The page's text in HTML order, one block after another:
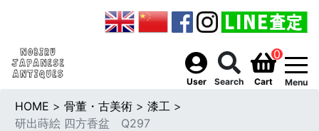
User Search
0
Cart Menu
HOME > 骨董・古美術 > 漆工 >
研出蒔絵 四方香盆 Q297